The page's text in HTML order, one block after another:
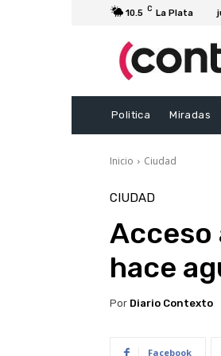
10.5 C La Plata
Politica Miradas
Inicio Ciudad
CIUDAD
Acceso
hace
Por Diario Contexto
Facebook